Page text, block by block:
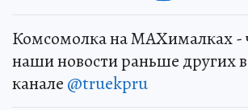
Комсомолка на MAXималках -
наши новости раньше других в
канале @truekpru